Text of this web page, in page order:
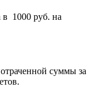
в 1000 руб. на
суммы за